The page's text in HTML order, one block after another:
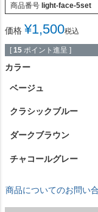
商品番号 light-face-5set
価格 ¥1,500税込
[ 15 ポイント進呈 ]
カラー
ベージュ
クラシックブルー
ダークブラウン
チャコールグレー
商品についてのお問い